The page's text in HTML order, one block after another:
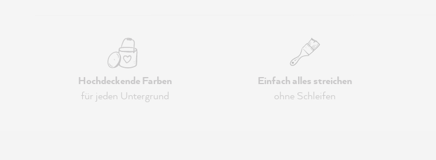
Hochdeckende Farben
für jeden Untergrund
Einfach alles streichen
ohne Schleifen